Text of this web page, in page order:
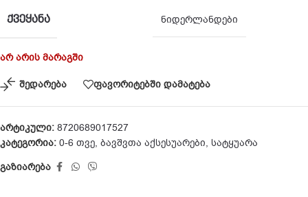
ᲥᲕᲔᲧᲐᲜᲐ ნიდერლანდები
არ არის მარაგში
შედარება ფავორიტებში დამატება
არტიკული: 8720689017527
კატეგორია: 0-6 თვე, ბავშვთა აქსესუარები, სატყუარა
გაზიარება